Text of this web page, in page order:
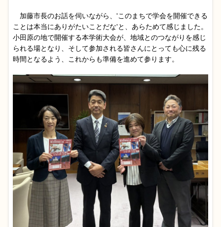
加藤市長のお話を伺いながら、'このまちで学会を開催できる
ことは本当にありがたいことだな'と、あらためて感じました。
小田原の地で開催する本学術大会が、地域とのつながりを感じ
られる場となり、そして参加される皆さんにとっても心に残る
時間となるよう、これからも準備を進めて参ります。